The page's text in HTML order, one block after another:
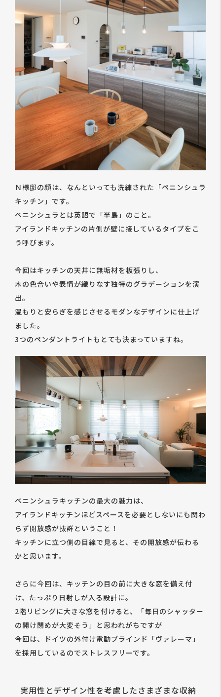
Ｎ様邸の顔は、なんといっても洗練された「ペニンシュラ
キッチン」です。
ペニンシュラとは英語で「半島」のこと。
アイランドキッチンの片側が壁に接しているタイプをこ
う呼びます。
今回はキッチンの天井に無垢材を板張りし、
木の色合いや表情が織りなす独特のグラデーションを演
出。
温もりと安らぎを感じさせるモダンなデザインに仕上げ
ました。
3つのペンダントライトもとても決まっていますね。
ペニンシュラキッチンの最大の魅力は、
アイランドキッチンほどスペースを必要としないにも関わ
らず開放感が抜群ということ！
キッチンに立つ側の目線で見ると、その開放感が伝わる
かと思います。
さらに今回は、キッチンの目の前に大きな窓を備え付
け、たっぷり日射しが入る設計に。
2階リビングに大きな窓を付けると、「毎日のシャッター
の開け閉めが大変そう」と思われがちですが
今回は、ドイツの外付け電動ブラインド「ヴァレーマ」
を採用しているのでストレスフリーです。
実用性とデザイン性を考慮したさまざまな収納